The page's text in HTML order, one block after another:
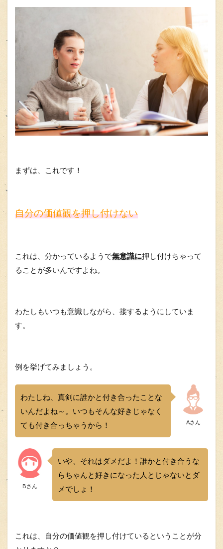
まずは、これです！
自分の価値観を押し付けない
これは、分かっているようで無意識に押し付けちゃって
ることが多いんですよね。
わたしもいつも意識しながら、接するようにしていま
す。
例を挙げてみましょう。
Aさん
わたしね、真剣に誰かと付き合ったことな
いんだよね～。いつもそんな好きじゃなく
ても付き合っちゃうから！
Bさん
いや、それはダメだよ！誰かと付き合うな
らちゃんと好きになった人とじゃないとダ
メでしょ！
これは、自分の価値観を押し付けている ということが分